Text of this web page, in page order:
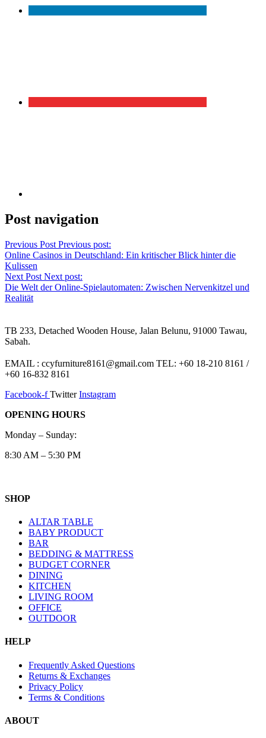
Post navigation
Previous Post Previous post:
Online Casinos in Deutschland: Ein kritischer Blick hinter die
Kulissen
Next Post Next post:
Die Welt der Online-Spielautomaten: Zwischen Nervenkitzel und
Realität
TB 233, Detached Wooden House, Jalan Belunu, 91000 Tawau,
Sabah.
EMAIL : ccyfurniture8161@gmail.com TEL: +60 18-210 8161 /
+60 16-832 8161
Facebook-f Twitter Instagram
OPENING HOURS
Monday – Sunday:
8:30 AM – 5:30 PM
SHOP
ALTAR TABLE
BABY PRODUCT
BAR
BEDDING & MATTRESS
BUDGET CORNER
DINING
KITCHEN
LIVING ROOM
OFFICE
OUTDOOR
HELP
Frequently Asked Questions
Returns & Exchanges
Privacy Policy
Terms & Conditions
ABOUT